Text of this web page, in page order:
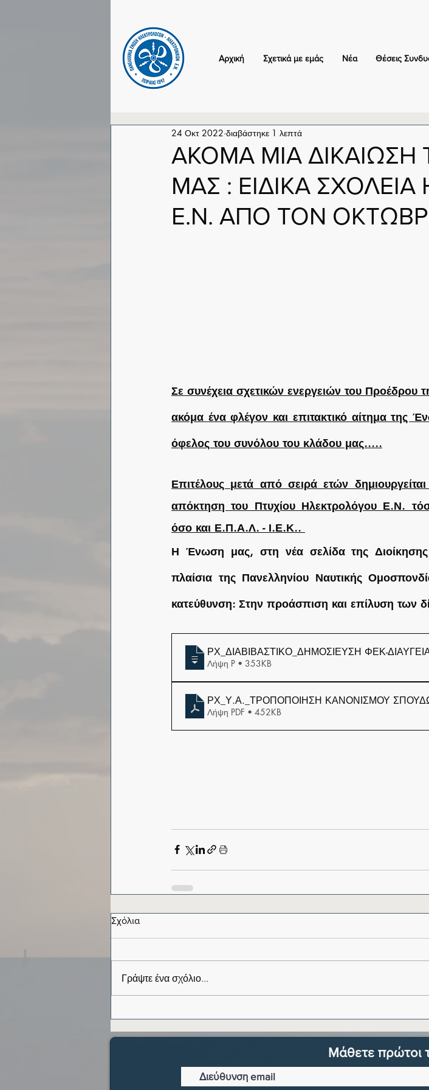
Αρχική Σχετικά με εμάς Νέα Θέσεις
ΑΚΟΜΑ ΜΙΑ
ΜΑΣ : ΕΙΔΙΚΑ
Ε.Ν. ΑΠΟ ΤΟΝ
24 Οκτ 2022 διαβάστηκε 1 λεπτά
Σε συνέχεια σχετικών ενεργειών του
ακόμα ένα φλέγον και επιτακτικό αίτημα της
όφελος του συνόλου του κλάδου μας.....
Επιτέλους μετά από σειρά ετών
απόκτηση του Πτυχίου Ηλεκτρολόγου Ε.Ν.
όσο και Ε.Π.Α.Λ. - Ι.Ε.Κ..
Η Ένωση μας, στη νέα σελίδα της Διοίκησης
πλαίσια της Πανελληνίου Ναυτικής
κατεύθυνση: Στην προάσπιση και επίλυση των
ΡΧ_ΔΙΑΒΙΒΑΣΤΙΚΟ_ΔΗΜΟΣΙΕΥΣΗ ΦΕΚ-
Λήψη P • 353KB
ΡΧ_Υ.Α._ΤΡΟΠΟΠΟΙΗΣΗ ΚΑΝΟΝΙΣΜΟΥ
Λήψη PDF • 452KB
Σχόλια
Γράψτε ένα σχόλιο...
Μάθετε πρώτοι